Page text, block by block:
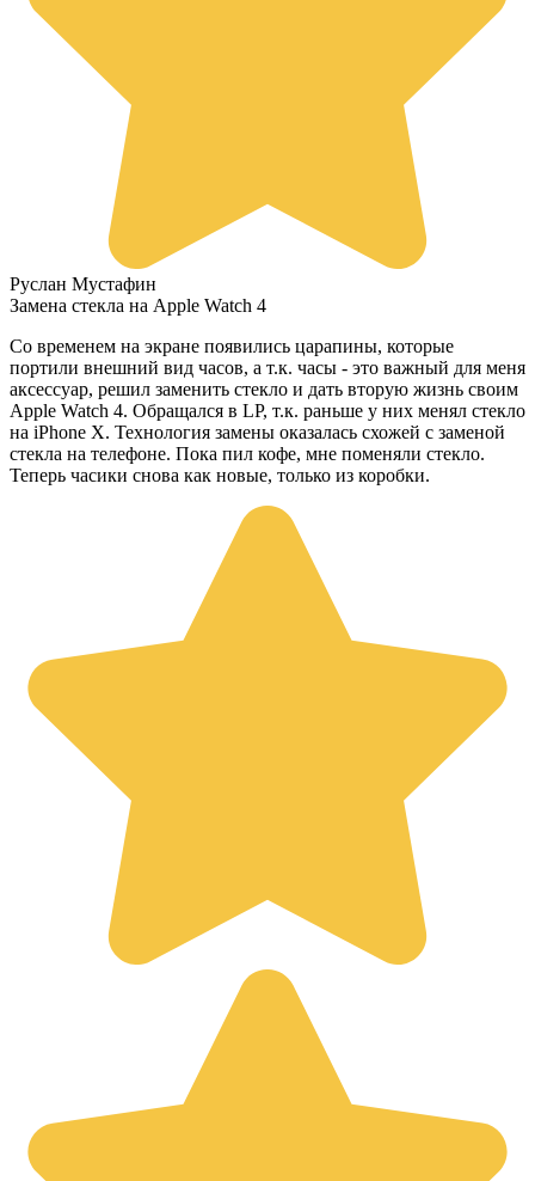
Руслан Мустафин
Замена стекла на Apple Watch 4
Со временем на экране появились царапины, которые
портили внешний вид часов, а т.к. часы - это важный для меня
аксессуар, решил заменить стекло и дать вторую жизнь своим
Apple Watch 4. Обращался в LP, т.к. раньше у них менял стекло
на iPhone X. Технология замены оказалась схожей с заменой
стекла на телефоне. Пока пил кофе, мне поменяли стекло.
Теперь часики снова как новые, только из коробки.